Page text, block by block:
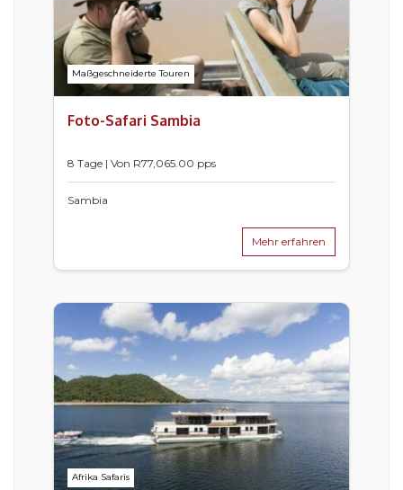
Maßgeschneiderte Touren
Foto-Safari Sambia
8 Tage | Von R77,065.00 pps
Sambia
Mehr erfahren
Afrika Safaris